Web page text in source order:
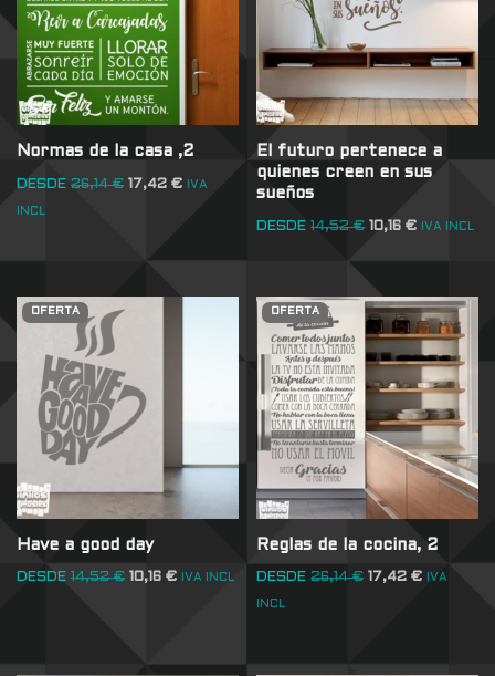
Normas de la casa ,2
DESDE 26,14€ 17,42 € IVA
INCL
El futuro pertenece a
quienes creen en sus
sueños
DESDE 14,52€ 10,16€ IVA INCL
OFERTA
Have a good day
DESDE 14,52€ 10,16 € IVA INCL
OFERTA
Reglas de la cocina, 2
DESDE 26,14€ 17,42€ IVA
INCL